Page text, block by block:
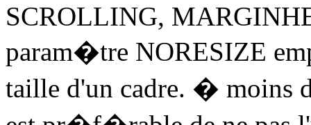
SCROLLING,
param�tre NORESIZE
taille d'un cadre. � moins